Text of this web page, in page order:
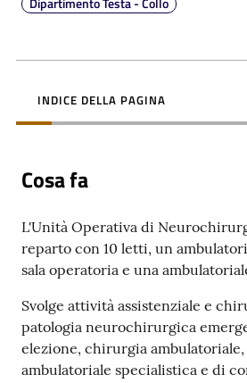
t
d
e
i
e
r
v
i
INDICE DELLA PAGINA
Cosa fa
L'Unità Operativa di
reparto con 10 letti, un
sala operatoria e una
Svolge attività assistenziale e
patologia neurochirurgica
elezione, chirurgia
ambulatoriale specialistica e di